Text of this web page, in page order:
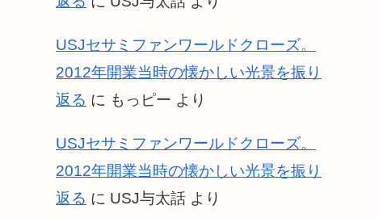
USJセサミファンワールドクローズ。
2012年開業当時の懐かしい光景を振り
返る に もっピー より
USJセサミファンワールドクローズ。
2012年開業当時の懐かしい光景を振り
返る に USJ与太話 より